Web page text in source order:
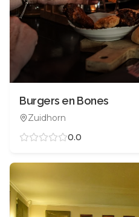
Burgers en Bones
Zuidhorn
0.0